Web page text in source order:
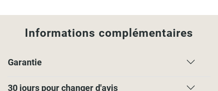
Les barrettes hautes sont composées d'une tige et d'une
barrette qui coulissent l'une dans l'autre pour
fixer la
lamelle sur le rail.
Informations complémentaires
Garantie
30 jours pour changer d'avis